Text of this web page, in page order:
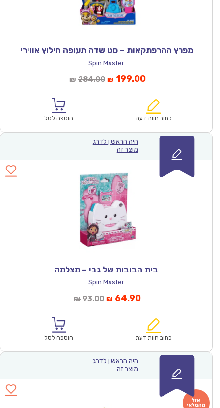
מפרץ ההרפתקאות – סט שדה תעופה חילוץ אווירי
Spin Master
₪ 284.00המחיר
₪284.00.
₪ 199.00המחיר
הוא:
כתוב חוות דעת הוספה לסל
היה הראשון לדרג
מוצר זה
בית הבובות של גבי – מצלמה
Spin Master
₪ 93.00המחיר
₪93.00.
₪ 64.90המחיר
הוא:
כתוב חוות דעת הוספה לסל
היה הראשון לדרג
מוצר זה